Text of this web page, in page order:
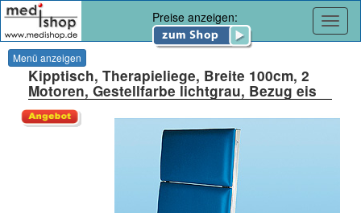
Preise anzeigen:
Menü anzeigen
Kipptisch, Therapieliege, Breite 100cm, 2
Motoren, Gestellfarbe lichtgrau, Bezug eis